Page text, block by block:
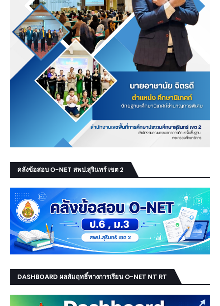
คลังข้อสอบ O-NET สพป.สุรินทร์ เขต 2
DASHBOARD ผลสัมฤทธิ์ทางการเรียน O-NET NT RT